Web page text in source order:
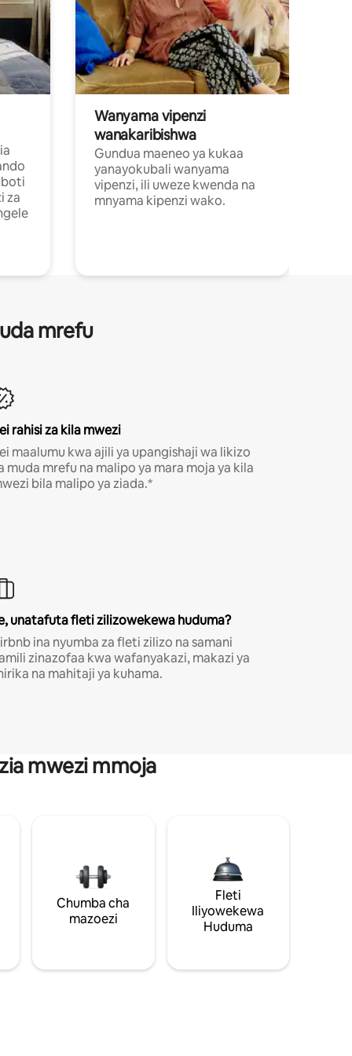
boti
za
Wanyama vipenzi
wanakaribishwa
Gundua maeneo ya kukaa
yanayokubali wanyama
vipenzi, ili uweze kwenda na
mnyama kipenzi wako.
mrefu
rahisi za kila mwezi
maalumu kwa ajili ya upangishaji wa likizo
muda mrefu na malipo ya mara moja ya kila
bila malipo ya ziada.*
unatafuta fleti zilizowekewa huduma?
ina nyumba za fleti zilizo na samani
zinazofaa kwa wafanyakazi, makazi ya
na mahitaji ya kuhama.
mwezi mmoja
Chumba cha
mazoezi
Fleti
Iliyowekewa
Huduma